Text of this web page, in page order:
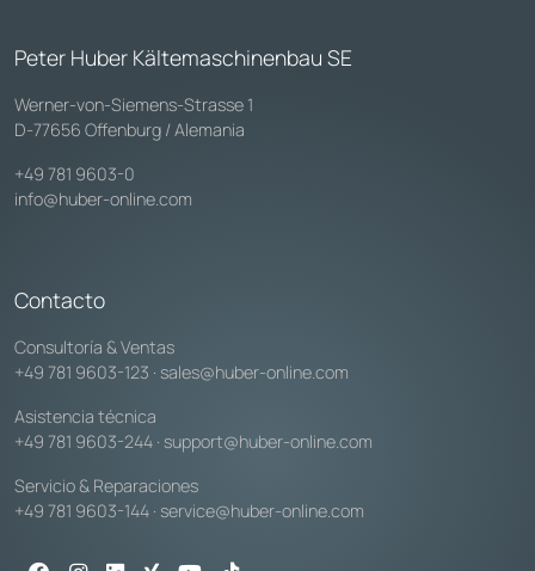
Peter Huber Kältemaschinenbau SE
Werner-von-Siemens-Strasse 1
D-77656 Offenburg / Alemania
+49 781 9603-0
info@huber-online.com
Contacto
Consultoría & Ventas
+49 781 9603-123 · sales@huber-online.com
Asistencia técnica
+49 781 9603-244 · support@huber-online.com
Servicio & Reparaciones
+49 781 9603-144 · service@huber-online.com